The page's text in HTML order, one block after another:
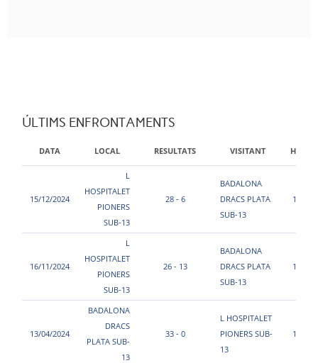
ÚLTIMS ENFRONTAMENTS
DATA LOCAL RESULTATS VISITANT HORA
15/12/2024
L
HOSPITALET
PIONERS
SUB-13
28 - 6
BADALONA
DRACS PLATA
SUB-13
12:30
16/11/2024
L
HOSPITALET
PIONERS
SUB-13
26 - 13
BADALONA
DRACS PLATA
SUB-13
15:55
13/04/2024
BADALONA
DRACS
PLATA SUB-
13
33 - 0
L HOSPITALET
PIONERS SUB-
13
18:00